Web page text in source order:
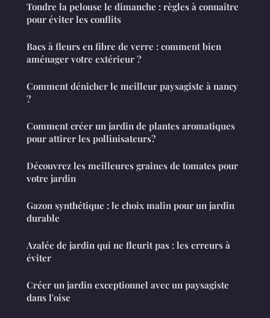
Tondre la pelouse le dimanche : règles à connaître
pour éviter les conflits
Bacs à fleurs en fibre de verre : comment bien
aménager votre extérieur ?
Comment dénicher le meilleur paysagiste à nancy
?
Comment créer un jardin de plantes aromatiques
pour attirer les pollinisateurs?
Découvrez les meilleures graines de tomates pour
votre jardin
Gazon synthétique : le choix malin pour un jardin
durable
Azalée de jardin qui ne fleurit pas : les erreurs à
éviter
Créer un jardin exceptionnel avec un paysagiste
dans l'oise